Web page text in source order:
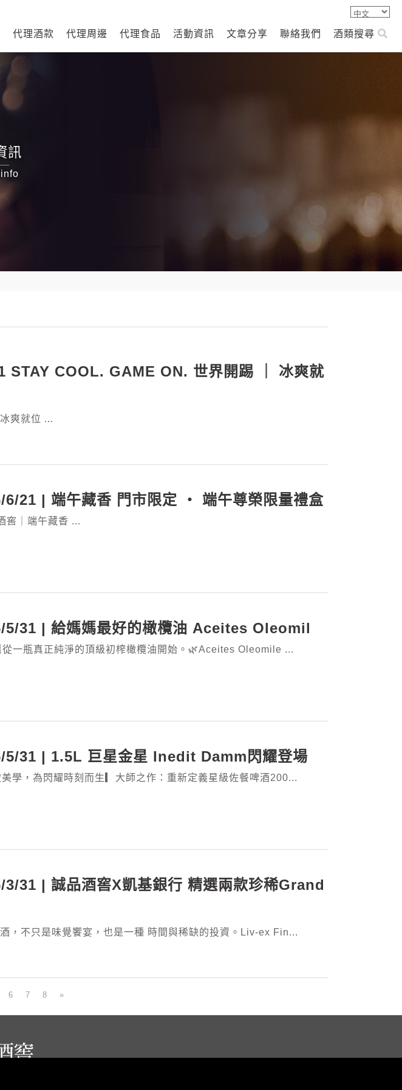
代理酒款 代理周邊 代理食品 活動資訊 文章分享 聯絡我們 酒類搜尋
訊
STAY COOL. GAME ON. 世界開踢 ｜ 冰爽就
爽就位 ...
6/21 | 端午藏香 門市限定 ‧ 端午尊榮限量禮盒
窖｜端午藏香 ...
5/31 | 給媽媽最好的橄欖油 Aceites Oleomil
一瓶真正純淨的頂級初榨橄欖油開始。🌿Aceites Oleomile ...
5/31 | 1.5L 巨星金星 Inedit Damm閃耀登場
學，為閃耀時刻而生▎大師之作：重新定義星級佐餐啤酒200...
31 | 誠品酒窖X凱基銀行 精選兩款珍稀Grand
，不只是味覺饗宴，也是一種 時間與稀缺的投資。Liv-ex Fin...
6 7 8 »